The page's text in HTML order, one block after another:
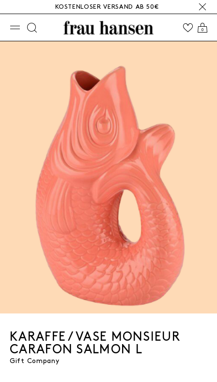
KOSTENLOSER VERSAND AB 50€
0
☰
KARAFFE / VASE MONSIEUR
CARAFON SALMON L
Gift Company